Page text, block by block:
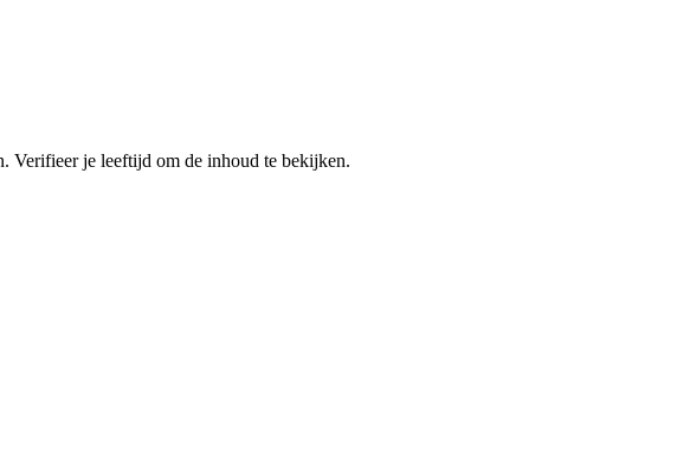
Verifieer je leeftijd om de inhoud te bekijken.